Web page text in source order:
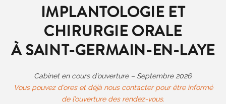
IMPLANTOLOGIE ET
CHIRURGIE ORALE
À SAINT-GERMAIN-EN-LAYE
Cabinet en cours d’ouverture – Septembre 2026.
Vous pouvez d’ores et déjà nous contacter pour être informé
de l’ouverture des rendez-vous.